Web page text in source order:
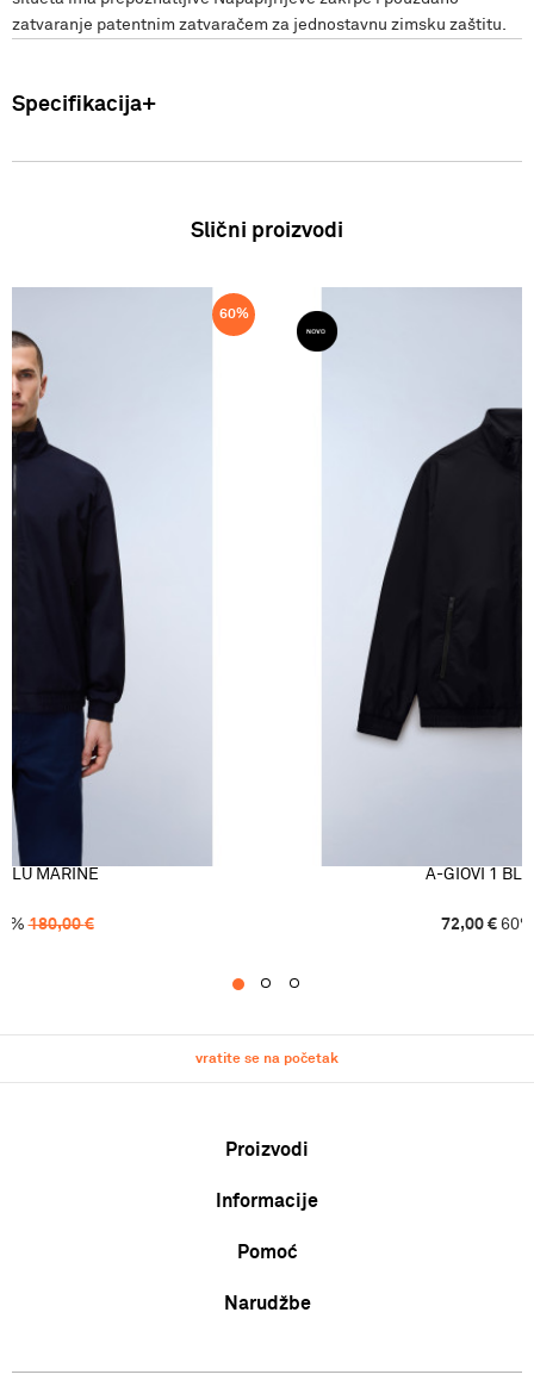
zatvaranje patentnim zatvaračem za jednostavnu zimsku zaštitu.
Specifikacija
100% Poliamid Zemlja podrijetla: Bangladeš FW25
Slični proizvodi
60%
MARINE
% 180,00€
A-GIOVI 1
72,00 € 60%
vratite se na početak
Proizvodi
Muškarci
Žene
Djeca
Informacije
O nama
Zaposlenje
Pomoć
Uvjeti korištenja i prodaje
Narudžbe